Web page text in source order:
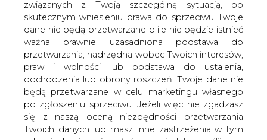
związanych z Twoją szczególną sytuacją, po
skutecznym wniesieniu prawa do sprzeciwu Twoje
dane nie będą przetwarzane o ile nie będzie istnieć
ważna prawnie uzasadniona podstawa do
przetwarzania, nadrzędna wobec Twoich interesów,
praw i wolności lub podstawa do ustalenia,
dochodzenia lub obrony roszczeń. Twoje dane nie
będą przetwarzane w celu marketingu własnego
po zgłoszeniu sprzeciwu. Jeżeli więc nie zgadzasz
się z naszą oceną niezbędności przetwarzania
Twoich danych lub masz inne zastrzeżenia w tym
Gazprom &#8211; czytamy w
&#8222;Rzeczpospolitej&#8221;.
Od wielu tygodni trwa ostry spór pomiędzy Litwą, a
Gazpromem. U jego podstaw leży decyzja władz Litwy,
które stosując się do postanowień trzeciego pakietu
energetycznego chcą pozbawić Gazprom kontroli nad
ich siecią gazociągów. Gazprom natomiast nie chce w tej
sytuacji rozmawiać z Litwinami na temat obniżki cen
gazu.
Ostatnio litewski minister energetyki Arvydas Sekmokas